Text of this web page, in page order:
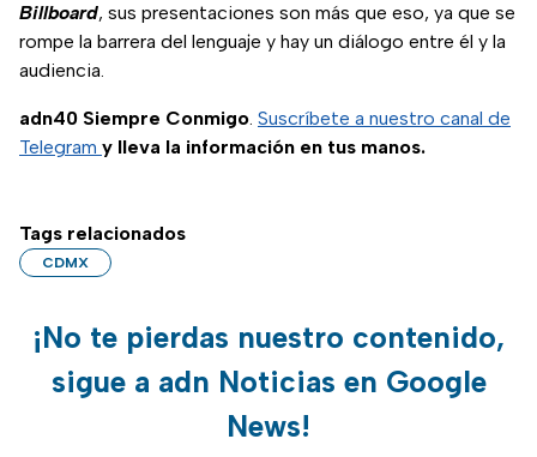
Billboard, sus presentaciones son más que eso, ya que se
rompe la barrera del lenguaje y hay un diálogo entre él y la
audiencia.
adn40 Siempre Conmigo. Suscríbete a nuestro canal de
Telegram y lleva la información en tus manos.
Tags relacionados
CDMX
¡No te pierdas nuestro contenido,
sigue a adn Noticias en Google
News!